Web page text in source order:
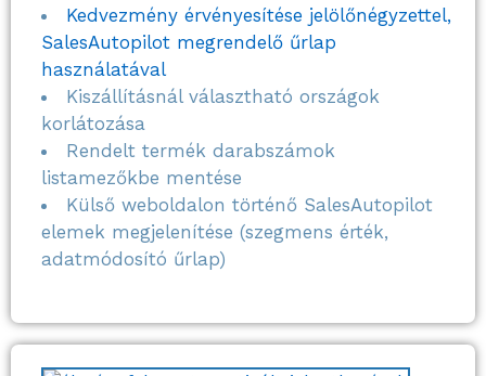
Kedvezmény érvényesítése jelölőnégyzettel,
SalesAutopilot megrendelő űrlap
használatával
Kiszállításnál választható országok
korlátozása
Rendelt termék darabszámok
listamezőkbe mentése
Külső weboldalon történő SalesAutopilot
elemek megjelenítése (szegmens érték,
adatmódosító űrlap)